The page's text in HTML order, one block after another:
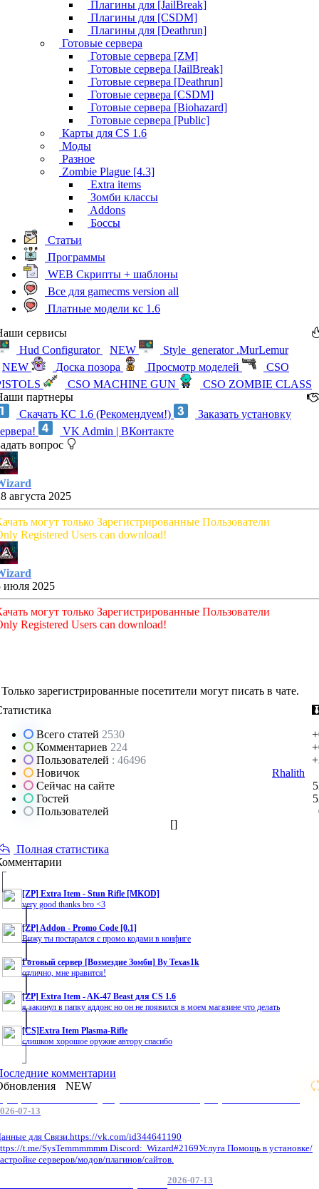
Плагины для [JailBreak]
Плагины для [CSDM]
Плагины для [Deathrun]
Готовые сервера
Готовые сервера [ZM]
Готовые сервера [JailBreak]
Готовые сервера [Deathrun]
Готовые сервера [CSDM]
Готовые сервера [Biohazard]
Готовые сервера [Public]
Карты для CS 1.6
Моды
Разное
Zombie Plague [4.3]
Extra items
Зомби классы
Addons
Боссы
Статьи
Программы
WEB Скрипты + шаблоны
Все для gamecms version all
Платные модели кс 1.6
сервисы
Hud Configurator
NEW
Style_generator .MurLemur
NEW
Доска позора Просмотр моделей
CSO
CSO MACHINE GUN
CSO ZOMBIE CLASS
партнеры
Скачать КС 1.6 (Рекомендуем!)
Заказать установку
VK Admin | ВКонтакте
вопрос
августа 2025
могут только Зарегистрированные Пользователи
Registered Users can download!
июля 2025
могут только Зарегистрированные Пользователи
Registered Users can download!
Только зарегистрированные посетители могут писать в чате.
Всего статей 2530
Комментариев 224
Пользователей : 46496
Новичок
Rhalith
Сейчас на сайте
Гостей
Пользователей
[]
Полная статистика
[ZP] Extra Item - Stun Rifle [MKOD]
very good thanks bro <3
[ZP] Addon - Promo Code [0.1]
Вижу ты постарался с промо кодами в конфиге
Готовый сервер [Возмездие Зомби] By Texas1k
отлично, мне нравится!
[ZP] Extra Item - AK-47 Beast для CS 1.6
я закинул в папку аддонс но он не появился в моем магазине что делать
[CS]Extra Item Plasma-Rifle
слишком хорошое оружие автору спасибо
комментарии
NEW
07-13
для Связи.https://vk.com/id344641190
t.me/SysTemmmmmm Discord: Wizard#2169Услуга Помощь в установке/
серверов/модов/плагинов/сайтов.
2026-07-13